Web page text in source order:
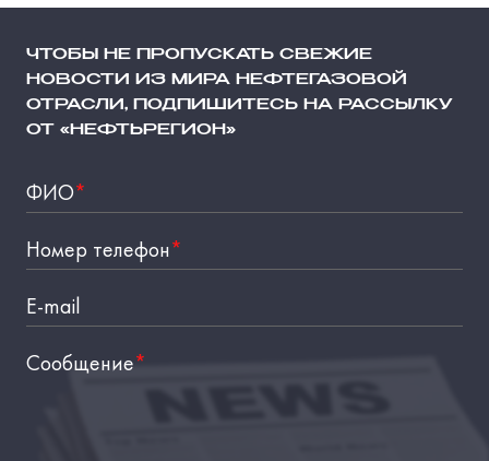
ЧТОБЫ НЕ ПРОПУСКАТЬ СВЕЖИЕ
НОВОСТИ ИЗ МИРА НЕФТЕГАЗОВОЙ
ОТРАСЛИ, ПОДПИШИТЕСЬ НА РАССЫЛКУ
ОТ «НЕФТЬРЕГИОН»
ФИО*
Номер телефон*
E-mail
Сообщение*